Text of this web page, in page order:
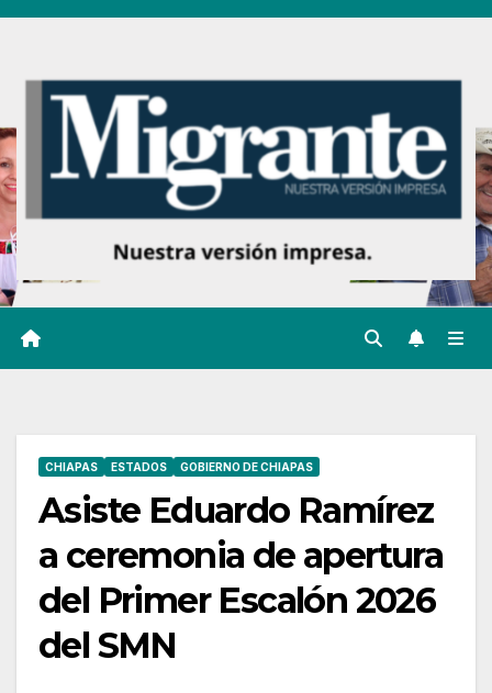
Ir
contenido
CHIAPAS ESTADOS GOBIERNO DE CHIAPAS
Asiste Eduardo Ramírez
a ceremonia de apertura
del Primer Escalón 2026
del SMN